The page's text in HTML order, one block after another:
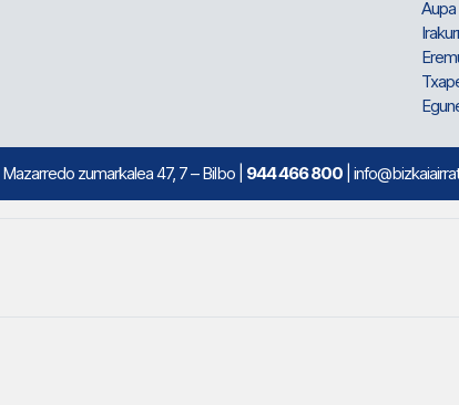
Aupa
| Mazarredo zumarkalea 47, 7 – Bilbo | 944 466 800 |